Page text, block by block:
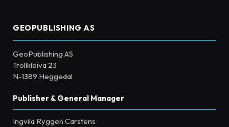
GEOPUBLISHING AS
GeoPublishing AS
Trollkleiva 23
N-1389 Heggedal
Publisher & General Manager
Ingvild Ryggen Carstens